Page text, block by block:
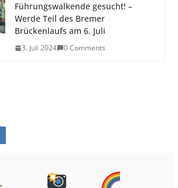
Führungswalkende gesucht! –
Werde Teil des Bremer
Brückenlaufs am 6. Juli
3. Juli 2024 0 Comments